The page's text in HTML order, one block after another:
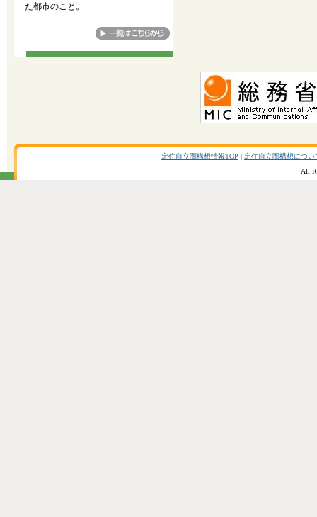
た都市のこと。
定住自立圏構想情報TOP | 定住自立圏構想につい
All